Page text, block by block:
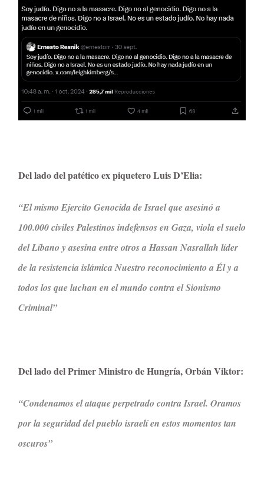
Del lado del patético ex piquetero Luis D’Elia:
“El mismo Ejercito Genocida de Israel que asesinó a
100.000 civiles Palestinos indefensos en Gaza, viola el suelo
del Líbano y asesina entre otros a Hassan Nasrallah líder
de la resistencia islámica Nuestro reconocimiento a Él y a
todos los que luchan en el mundo contra el Sionismo
Criminal”
Del lado del Primer Ministro de Hungría, Orbán Viktor:
“Condenamos el ataque perpetrado contra Israel. Oramos
por la seguridad del pueblo israelí en estos momentos tan
oscuros”